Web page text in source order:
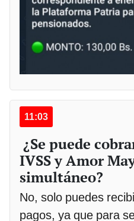
11:03
¿Se puede
IVSS y Amor
simultáneo?
No, solo puedes
pagos, ya que para